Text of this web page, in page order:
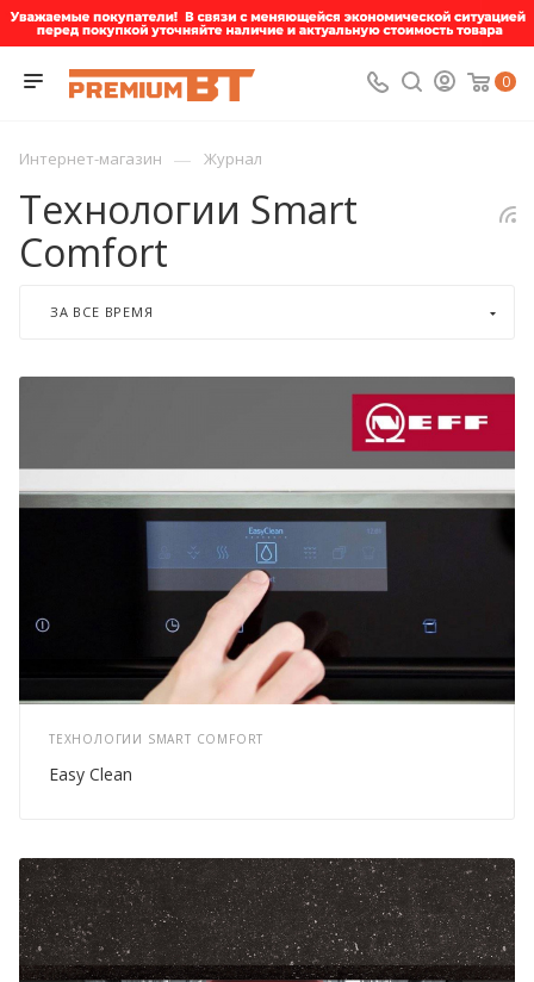
0
Интернет-магазин — Журнал
Технологии Smart
Comfort
ЗА ВСЕ ВРЕМЯ
ТЕХНОЛОГИИ SMART COMFORT
Easy Clean